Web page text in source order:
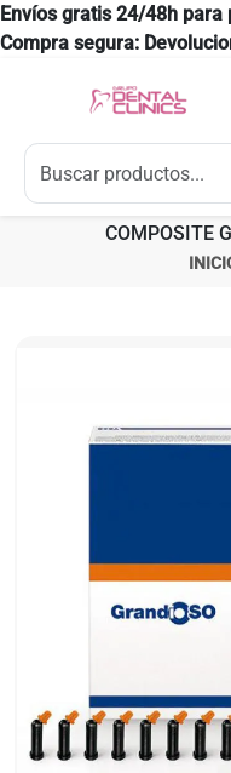
Envíos gratis 24/48h
Compra segura:
COMPOSITE